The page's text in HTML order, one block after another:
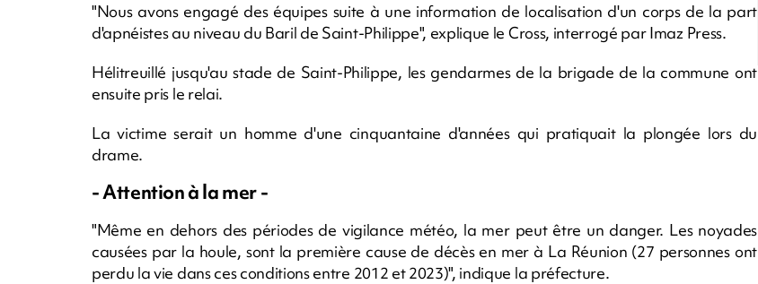
"Nous avons engagé des équipes suite à une information de localisation d'un corps de la part
d'apnéistes au niveau du Baril de Saint-Philippe", explique le Cross, interrogé par Imaz Press.
Hélitreuillé jusqu'au stade de Saint-Philippe, les gendarmes de la brigade de la commune ont
ensuite pris le relai.
La victime serait un homme d'une cinquantaine d'années qui pratiquait la plongée lors du
drame.
- Attention à la mer -
"Même en dehors des périodes de vigilance météo, la mer peut être un danger. Les noyades
causées par la houle, sont la première cause de décès en mer à La Réunion (27 personnes ont
perdu la vie dans ces conditions entre 2012 et 2023)", indique la préfecture.